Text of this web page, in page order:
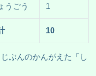
うごう 1
10
ぶんのかんがえた「し